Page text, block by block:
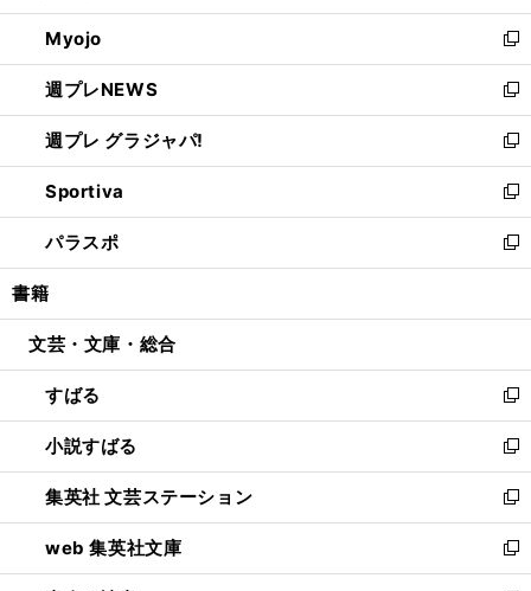
開
く
ウ
で
開
く
ン
ド
ウ
で
開
く
ウ
ィ
ン
ド
ウ
で
開
く
Myojo
新
し
い
ウ
ィ
ン
ド
ウ
で
開
週プレNEWS
新
し
い
ウ
ィ
ン
ド
ウ
開
週プレ グラジャパ!
新
し
い
ウ
ィ
ン
ウ
開
く
Sportiva
新
し
い
ウ
ン
ウ
で
開
く
パラスポ
新
し
ウ
ン
ド
ウ
で
開
く
書籍
文芸・文庫・総合
すばる
新
し
い
ウ
ィ
ン
ド
ウ
小説すばる
新
し
い
ウ
ィ
ン
集英社 文芸ステーション
新
し
い
ウ
web 集英社文庫
新
し